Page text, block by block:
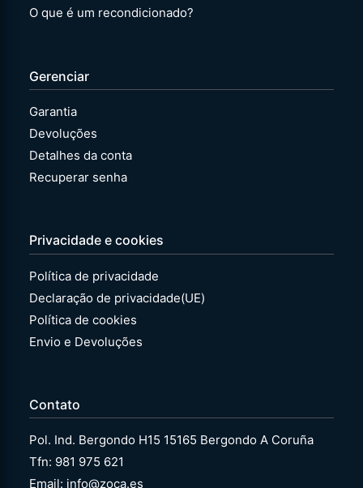
O que é um recondicionado?
Gerenciar
Garantia
Devoluções
Detalhes da conta
Recuperar senha
Privacidade e cookies
Política de privacidade
Declaração de privacidade(UE)
Política de cookies
Envio e Devoluções
Contato
Pol. Ind. Bergondo H15 15165 Bergondo A Coruña
Tfn: 981 975 621
Email: info@zoca.es